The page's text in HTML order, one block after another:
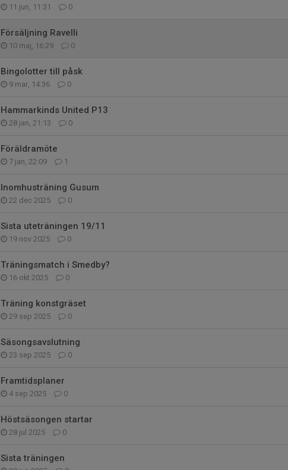
11 jun, 11:31 0
Försäljning Ravelli
10 maj, 16:29 0
Bingolotter till påsk
9 mar, 14:36 0
Hammarkinds United P13
28 jan, 21:13 0
Föräldramöte
7 jan, 22:09 1
Inomhusträning Gusum
22 dec 2025 0
Sista uteträningen 19/11
19 nov 2025 0
Träningsmatch i Smedby?
16 okt 2025 0
Träning konstgräset
29 sep 2025 0
Säsongsavslutning
23 sep 2025 0
Framtidsplaner
4 sep 2025 0
Höstsäsongen startar
28 jul 2025 0
Sista träningen